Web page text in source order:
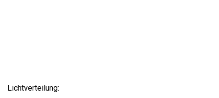
Lichtverteilung: